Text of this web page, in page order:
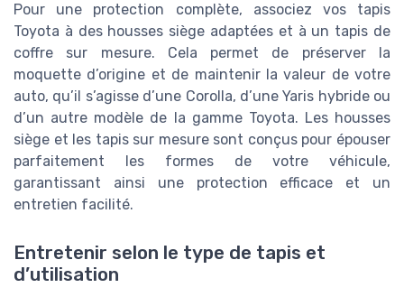
Pour une protection complète, associez vos tapis
Toyota à des housses siège adaptées et à un tapis de
coffre sur mesure. Cela permet de préserver la
moquette d’origine et de maintenir la valeur de votre
auto, qu’il s’agisse d’une Corolla, d’une Yaris hybride ou
d’un autre modèle de la gamme Toyota. Les housses
siège et les tapis sur mesure sont conçus pour épouser
parfaitement les formes de votre véhicule,
garantissant ainsi une protection efficace et un
entretien facilité.
Entretenir selon le type de tapis et
d’utilisation